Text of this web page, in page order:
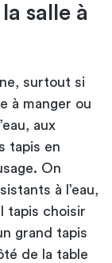
salle à
surtout si
à manger ou
aux
tapis en
On
à l’eau,
tapis choisir
grand tapis
de la table